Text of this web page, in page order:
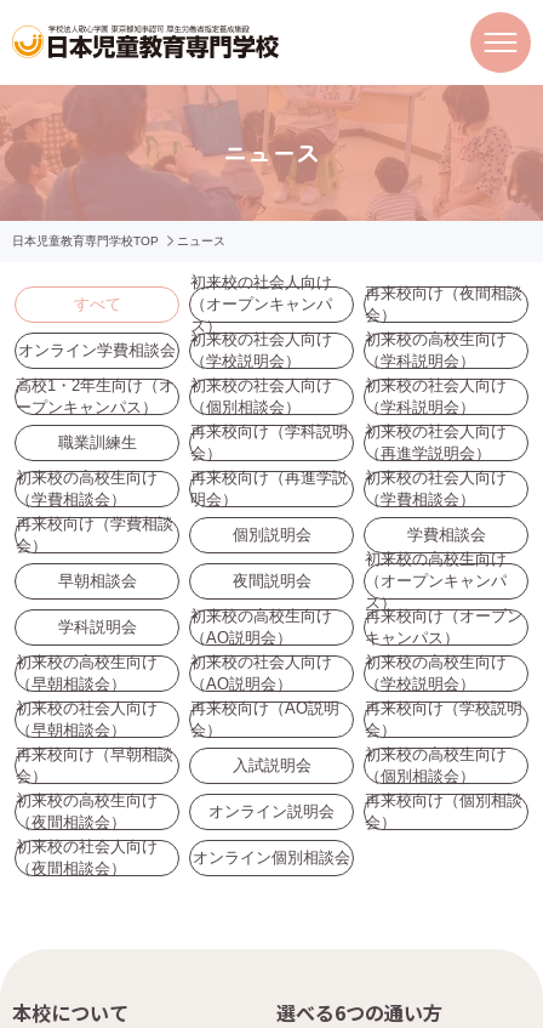
ニュース
日本児童教育専門学校TOP ニュース
すべて
初来校の社会人向け
（オープンキャンパ
ス）
再来校向け（夜間相談
会）
オンライン学費相談会
初来校の社会人向け
（学校説明会）
初来校の高校生向け
（学科説明会）
高校1・2年生向け（オ
ープンキャンパス）
初来校の社会人向け
（個別相談会）
初来校の社会人向け
（学科説明会）
職業訓練生
再来校向け（学科説明
会）
初来校の社会人向け
（再進学説明会）
初来校の高校生向け
（学費相談会）
再来校向け（再進学説
明会）
初来校の社会人向け
（学費相談会）
再来校向け（学費相談
会）
個別説明会 学費相談会
早朝相談会 夜間説明会
初来校の高校生向け
（オープンキャンパ
ス）
学科説明会
初来校の高校生向け
（AO説明会）
再来校向け（オープン
キャンパス）
初来校の高校生向け
（早朝相談会）
初来校の社会人向け
（AO説明会）
初来校の高校生向け
（学校説明会）
初来校の社会人向け
（早朝相談会）
再来校向け（AO説明
会）
再来校向け（学校説明
会）
再来校向け（早朝相談
会）
入試説明会
初来校の高校生向け
（個別相談会）
初来校の高校生向け
（夜間相談会）
オンライン説明会
再来校向け（個別相談
会）
初来校の社会人向け
（夜間相談会）
オンライン個別相談会
本校について 選べる6つの通い方